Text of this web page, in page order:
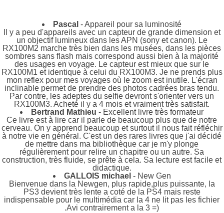
Pascal - Appareil pour sa luminosité
Il y a peu d'appareils avec un capteur de grande dimension et
un objectif lumineux dans les APN (sony et canon). Le
RX100M2 marche très bien dans les musées, dans les pièces
sombres sans flash mais correspond aussi bien à la majorité
des usages en voyage. Le capteur est mieux que sur le
RX100M1 et identique à celui du RX100M3. Je ne prends plus
mon reflex pour mes voyages où le zoom est inutile. L'écran
inclinable permet de prendre des photos cadrées bras tendu.
Par contre, les adeptes du selfie devront s'orienter vers un
RX100M3. Acheté il y a 4 mois et vraiment très satisfait.
Bertrand Mathieu - Excellent livre très formateur
Ce livre est à lire car il parle de beaucoup plus que de notre
cerveau. On y apprend beaucoup et surtout il nous fait réfléchir
à notre vie en général. C'est un des rares livres que j'ai décidé
de mettre dans ma bibliothèque car je m'y plonge
régulièrement pour relire un chapitre ou un autre. Sa
construction, très fluide, se prête à cela. Sa lecture est facile et
didactique.
GALLOIS michael - New Gen
Bienvenue dans la Newgen, plus rapide,plus puissante, la
PS3 devient très lente a coté de la PS4 mais reste
indispensable pour le multimédia car la 4 ne lit pas les fichier
.Avi contrairement a la 3 =)